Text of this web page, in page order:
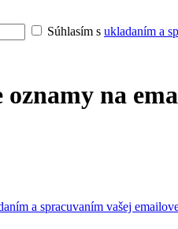
Súhlasím s ukladaním a
na
a spracuvaním vašej